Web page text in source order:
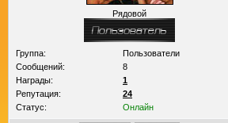
Рядовой
Группа:
Пользователи
Сообщений:
8
Награды:
1
Репутация:
24
Статус:
Онлайн